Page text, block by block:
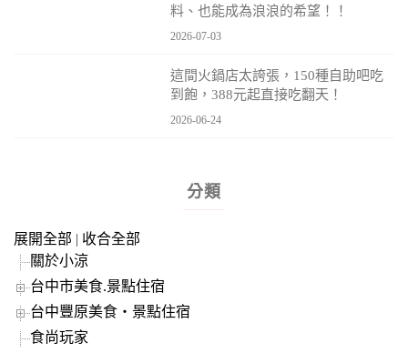
料、也能成為浪浪的希望！！
2026-07-03
這間火鍋店太誇張，150種自助吧吃
到飽，388元起直接吃翻天！
2026-06-24
分類
展開全部 | 收合全部
關於小涼
台中市美食.景點住宿
台中豐原美食‧景點住宿
食尚玩家